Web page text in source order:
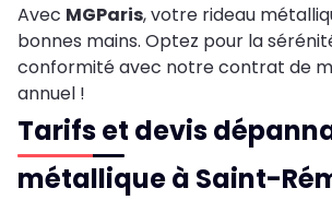
Avec MGParis, votre rideau
bonnes mains. Optez pour la
conformité avec notre contrat de
annuel !
Tarifs et devis
métallique à Saint-